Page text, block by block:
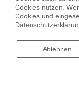
Cookies nutzen.
Cookies und
Ablehnen
Ablehnen